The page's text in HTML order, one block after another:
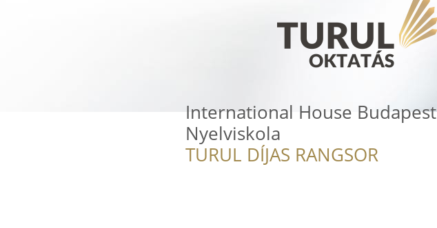
International House Budapest
Nyelviskola
TURUL DÍJAS RANGSOR